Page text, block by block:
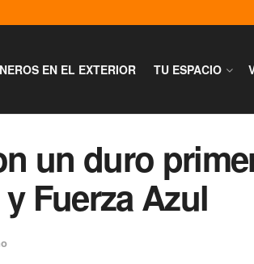
EN EL EXTERIOR TU ESPACIO
un duro
Fuerza Azul